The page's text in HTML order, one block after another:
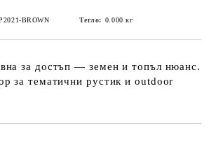
BROWN Тегло: 0.000 кг
за достъп — земен и топъл нюанс.
за тематични рустик и outdoor